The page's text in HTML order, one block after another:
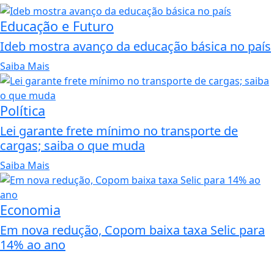
Educação e Futuro
Ideb mostra avanço da educação básica no país
Saiba Mais
Política
Lei garante frete mínimo no transporte de
cargas; saiba o que muda
Saiba Mais
Economia
Em nova redução, Copom baixa taxa Selic para
14% ao ano